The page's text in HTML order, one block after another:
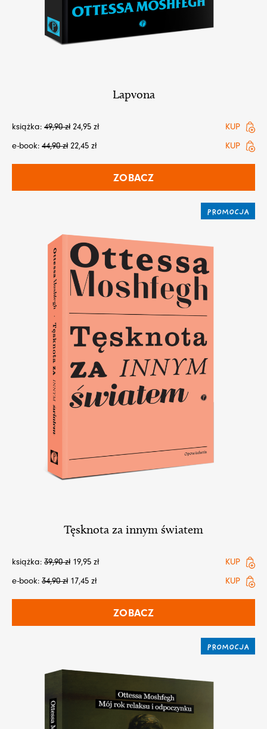
Lapvona
książka: 49,90zł 24,95 zł
KUP
e-book: 44,90zł 22,45 zł KUP
ZOBACZ
PROMOCJA
Tęsknota za innym światem
książka: 39,90zł 19,95 zł
KUP
e-book: 34,90zł 17,45 zł KUP
ZOBACZ
PROMOCJA